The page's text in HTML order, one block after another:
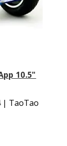
10.5"
| TaoTao